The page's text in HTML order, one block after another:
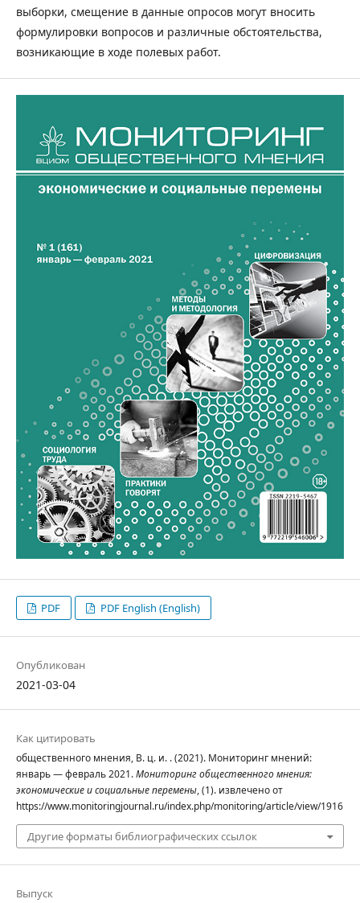
выборки, смещение в данные опросов могут вносить
формулировки вопросов и различные обстоятельства,
возникающие в ходе полевых работ.
PDF PDF English (English)
Опубликован
2021-03-04
Как цитировать
общественного мнения, В. ц. и. . (2021). Мониторинг мнений:
январь — февраль 2021.Мониторинг общественного мнения:
экономические и социальные перемены, (1). извлечено от
https://www.monitoringjournal.ru/index.php/monitoring/article/view/1916
Другие форматы библиографических ссылок
Выпуск